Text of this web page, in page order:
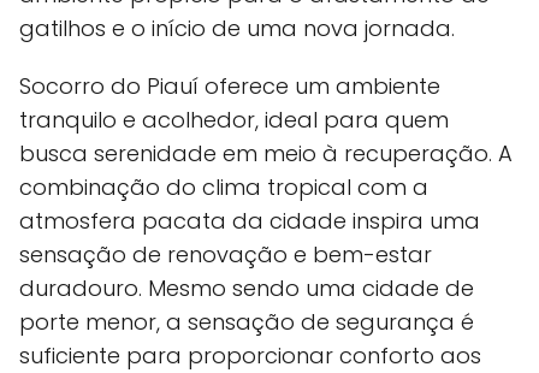
gatilhos e o início de uma nova jornada.
Socorro do Piauí oferece um ambiente
tranquilo e acolhedor, ideal para quem
busca serenidade em meio à recuperação. A
combinação do clima tropical com a
atmosfera pacata da cidade inspira uma
sensação de renovação e bem-estar
duradouro. Mesmo sendo uma cidade de
porte menor, a sensação de segurança é
suficiente para proporcionar conforto aos